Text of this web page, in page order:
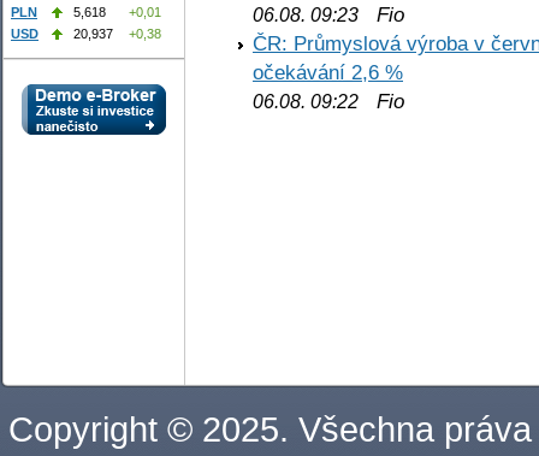
06.08. 09:23 Fio
ČR: Průmyslová výroba v
očekávání 2,6 %
06.08. 09:22 Fio
PLN
5,618
+0,01
USD
20,937 +0,38
Copyright © 2025. Všechna práva